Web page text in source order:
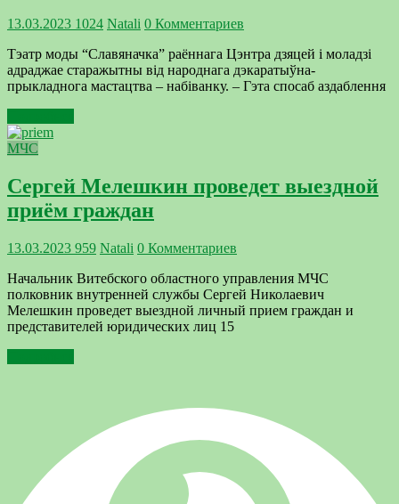
13.03.2023 1024 Natali 0 Комментариев
Тэатр моды “Славяначка” раённага Цэнтра дзяцей і моладзі
адраджае старажытны від народнага дэкаратыўна-
прыкладнога мастацтва – набіванку. – Гэта спосаб аздаблення
МЧС
Сергей Мелешкин проведет выездной
приём граждан
13.03.2023 959 Natali 0 Комментариев
Начальник Витебского областного управления МЧС
полковник внутренней службы Сергей Николаевич
Мелешкин проведет выездной личный прием граждан и
представителей юридических лиц 15